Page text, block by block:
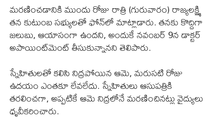
మరణించడానికి ముందు రోజు రాత్రి (గురువారం) రాజ్యలక్ష్మి
తన కుటుంబ సభ్యులతో ఫోన్‌లో మాట్లాడారు. తనకు కొద్దిగా
జలుబు, ఆయాసంగా ఉందని, అందుకే నవంబర్ 9న డాక్టర్
అపాయింట్‌మెంట్ తీసుకున్నానని తెలిపారు.
స్నేహితులతో కలిసి నిద్రపోయిన ఆమె, మరుసటి రోజు
ఉదయం ఎంతకూ లేవలేదు. స్నేహితులు ఆసుపత్రికి
తరలించగా, అప్పటికే ఆమె నిద్రలోనే మరణించినట్లు వైద్యులు
ధృవీకరించారు.